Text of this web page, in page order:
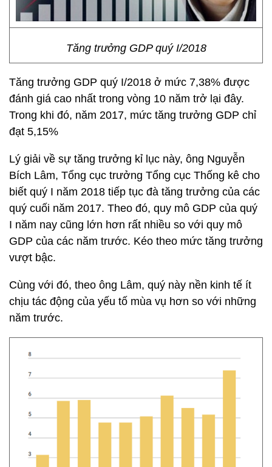
Tăng trưởng GDP quý I/2018
Tăng trưởng GDP quý I/2018 ở mức 7,38% được
đánh giá cao nhất trong vòng 10 năm trở lại đây.
Trong khi đó, năm 2017, mức tăng trưởng GDP chỉ
đạt 5,15%
Lý giải về sự tăng trưởng kỉ lục này, ông Nguyễn
Bích Lâm, Tổng cục trưởng Tổng cục Thống kê cho
biết quý I năm 2018 tiếp tục đà tăng trưởng của các
quý cuối năm 2017. Theo đó, quy mô GDP của quý
I năm nay cũng lớn hơn rất nhiều so với quy mô
GDP của các năm trước. Kéo theo mức tăng trưởng
vượt bậc.
Cùng với đó, theo ông Lâm, quý này nền kinh tế ít
chịu tác động của yếu tố mùa vụ hơn so với những
năm trước.